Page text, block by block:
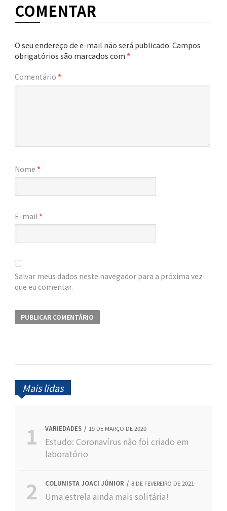
COMENTAR
O seu endereço de e-mail não será publicado.Campos
obrigatórios são marcados com*
Comentário *
Nome *
E-mail *
Salvar meus dados neste navegador para a próxima vez
que eu comentar.
Mais lidas
VARIEDADES 19 DE MARÇO DE 2020
Estudo: Coronavírus não foi criado em
laboratório
COLUNISTA JOACI JÚNIOR 8 DE FEVEREIRO DE 2021
Uma estrela ainda mais solitária!